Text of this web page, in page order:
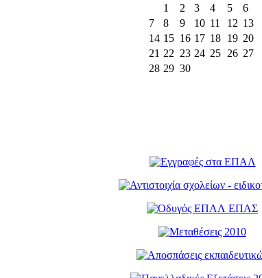
1
2 3 4 5
6
7
8 9 10 11 12 13
14 15 16 17 18 19 20
21 22 23 24 25 26 27
28 29 30